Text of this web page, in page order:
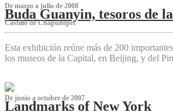
De marzo a julio de 2008
Buda Guanyin, tesoros de
Castillo de Chapultepec
Esta exhibición reúne más de 200
los museos de la Capital, en Beijing, y del
De junio a octubre de 2007
Landmarks of New York